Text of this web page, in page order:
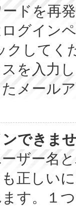
ドを再
ログイン
クしてく
を入力
メール
できま
ザー名
正しい
す。１